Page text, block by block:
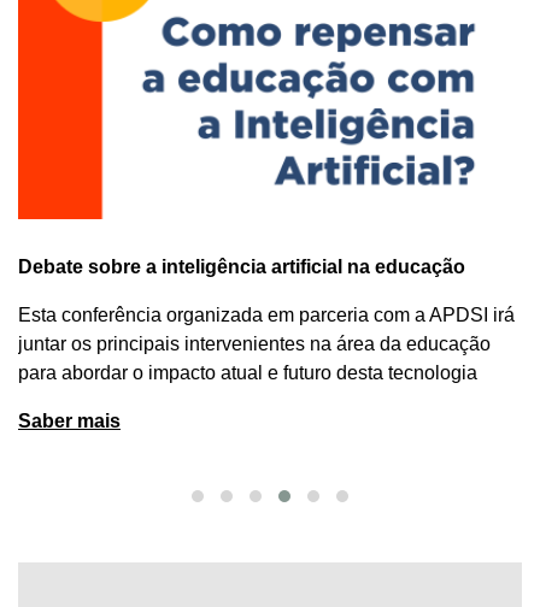
Debate sobre a inteligência artificial na educação
Esta conferência organizada em parceria com a APDSI irá
juntar os principais intervenientes na área da educação
para abordar o impacto atual e futuro desta tecnologia
Saber mais